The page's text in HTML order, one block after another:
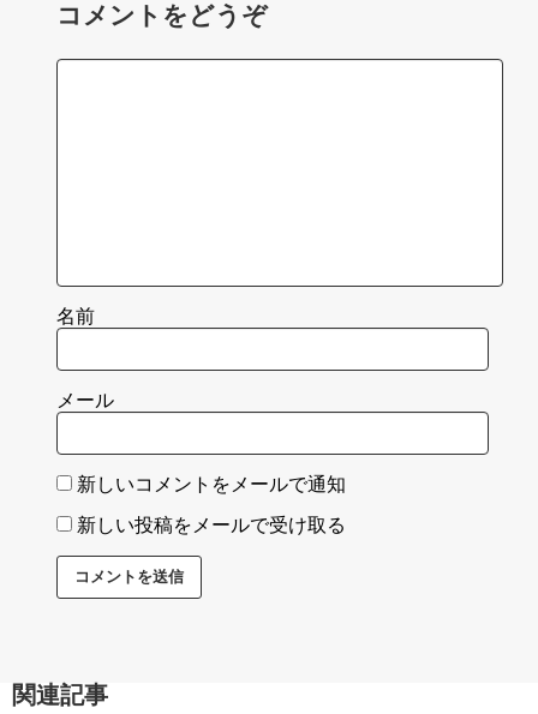
コメントをどうぞ
名前
メール
新しいコメントをメールで通知
新しい投稿をメールで受け取る
関連記事